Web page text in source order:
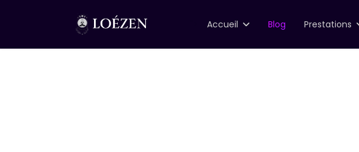
Accueil Blog Prestations